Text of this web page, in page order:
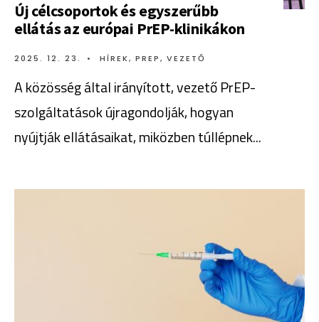
Új célcsoportok és egyszerűbb
ellátás az európai PrEP-klinikákon
2025. 12. 23. • HÍREK, PREP, VEZETŐ
A közösség által irányított, vezető PrEP-
szolgáltatások újragondolják, hogyan
nyújtják ellátásaikat, miközben túllépnek...